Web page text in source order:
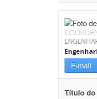
E-mail
Título